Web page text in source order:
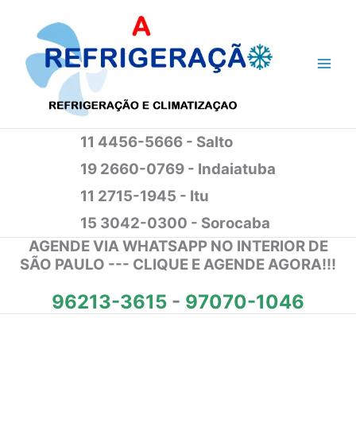
conteúdo
11 4456-5666 - Salto
19 2660-0769 - Indaiatuba
11 2715-1945 - Itu
15 3042-0300 - Sorocaba
AGENDE VIA WHATSAPP NO INTERIOR DE
SÃO PAULO --- CLIQUE E AGENDE AGORA!!!
96213-3615 - 97070-1046